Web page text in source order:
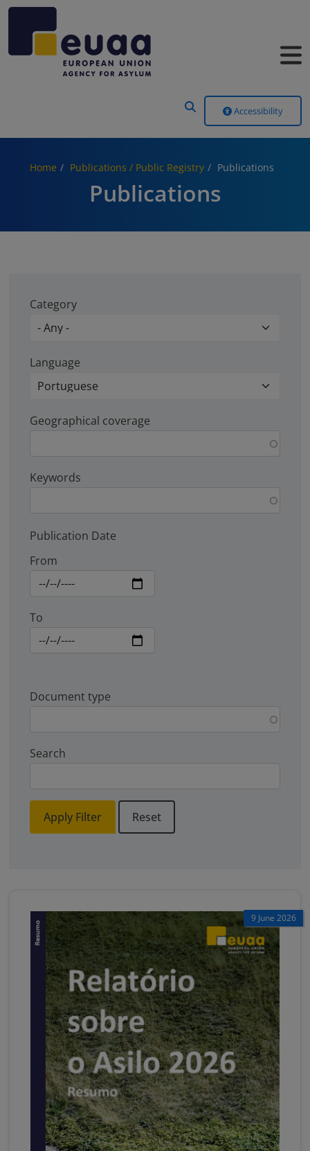
Accessibility
Home Publications / Public Registry Publications
Publications
Category
Language
Geographical coverage
Keywords
Publication Date
From
To
Document type
Search
Apply Filter Reset
9 June 2026